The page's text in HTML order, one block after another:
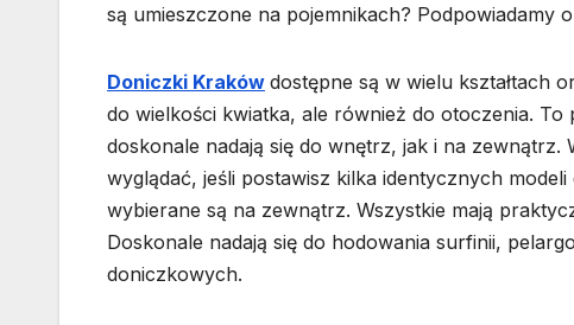
są umieszczone na pojemnikach? Podpowiadamy
Doniczki Kraków dostępne są w wielu kształtach
do wielkości kwiatka, ale również do otoczenia.
doskonale nadają się do wnętrz, jak i na
wyglądać, jeśli postawisz kilka identycznych
wybierane są na zewnątrz. Wszystkie mają
Doskonale nadają się do hodowania surfinii,
doniczkowych.